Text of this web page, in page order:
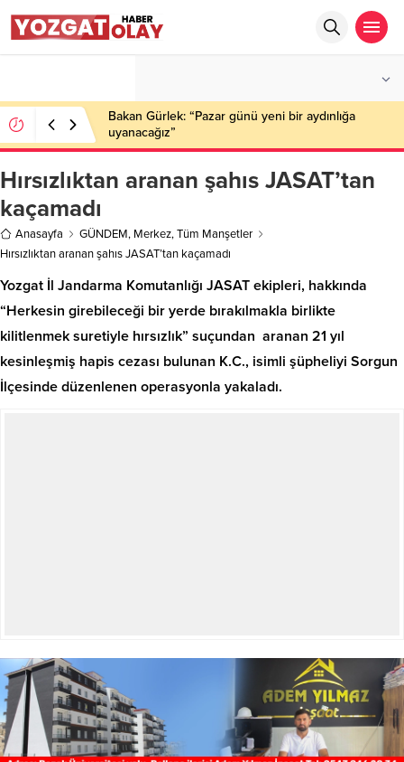
Bakan Gürlek: “Pazar günü yeni bir aydınlığa
uyanacağız”
Hırsızlıktan aranan şahıs JASAT’tan
kaçamadı
Anasayfa GÜNDEM, Merkez,Tüm Manşetler
Hırsızlıktan aranan şahıs JASAT’tan kaçamadı
Yozgat İl Jandarma Komutanlığı JASAT ekipleri, hakkında
“Herkesin girebileceği bir yerde bırakılmakla birlikte
kilitlenmek suretiyle hırsızlık” suçundan aranan 21 yıl
kesinleşmiş hapis cezası bulunan K.C., isimli şüpheliyi Sorgun
İlçesinde düzenlenen operasyonla yakaladı.